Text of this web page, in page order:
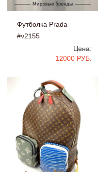
Футболка Prada
#v2155
Цена:
12000 РУБ.